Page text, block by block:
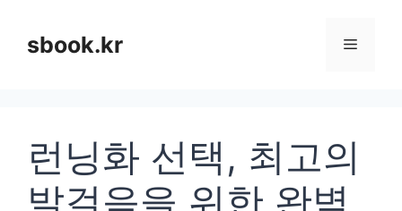
sbook.kr 메
런닝화 선택, 최고의
발걸음을 위한 완벽